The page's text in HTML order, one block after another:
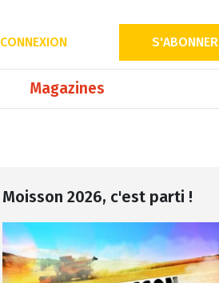
CONNEXION S'ABONNER
Magazines
Moisson 2026, c'est parti !